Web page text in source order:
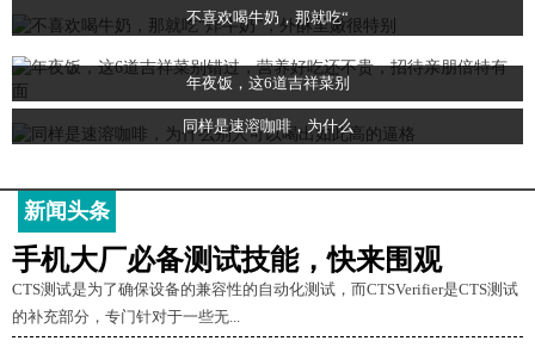
不喜欢喝牛奶，那就吃“
年夜饭，这6道吉祥菜别
同样是速溶咖啡，为什么
新闻头条
手机大厂必备测试技能，快来围观
CTS测试是为了确保设备的兼容性的自动化测试，而CTSVerifier是CTS测试
的补充部分，专门针对于一些无...